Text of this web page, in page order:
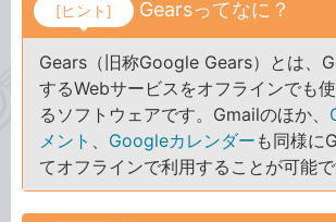
[ヒント] Gearsってなに？
Gears（旧称Google Gears）とは、
するWebサービスをオフラインでも
るソフトウェアです。Gmailのほか、
メント 、 Googleカレンダー も同様に
てオフラインで利用することが可能で